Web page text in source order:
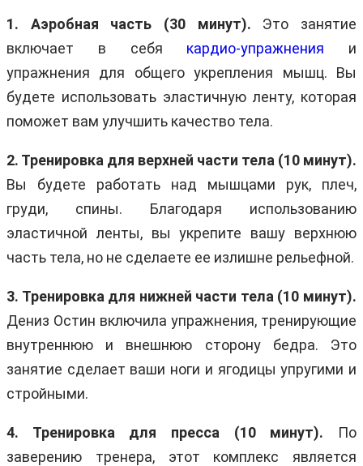
1. Аэробная часть (30 минут). Это занятие
включает в себя кардио-упражнения и
упражнения для общего укрепления мышц. Вы
будете использовать эластичную ленту, которая
поможет вам улучшить качество тела.
2. Тренировка для верхней части тела (10 минут).
Вы будете работать над мышцами рук, плеч,
груди, спины. Благодаря использованию
эластичной ленты, вы укрепите вашу верхнюю
часть тела, но не сделаете ее излишне рельефной.
3. Тренировка для нижней части тела (10 минут).
Дениз Остин включила упражнения, тренирующие
внутреннюю и внешнюю сторону бедра. Это
занятие сделает ваши ноги и ягодицы упругими и
стройными.
4. Тренировка для пресса (10 минут). По
заверению тренера, этот комплекс является